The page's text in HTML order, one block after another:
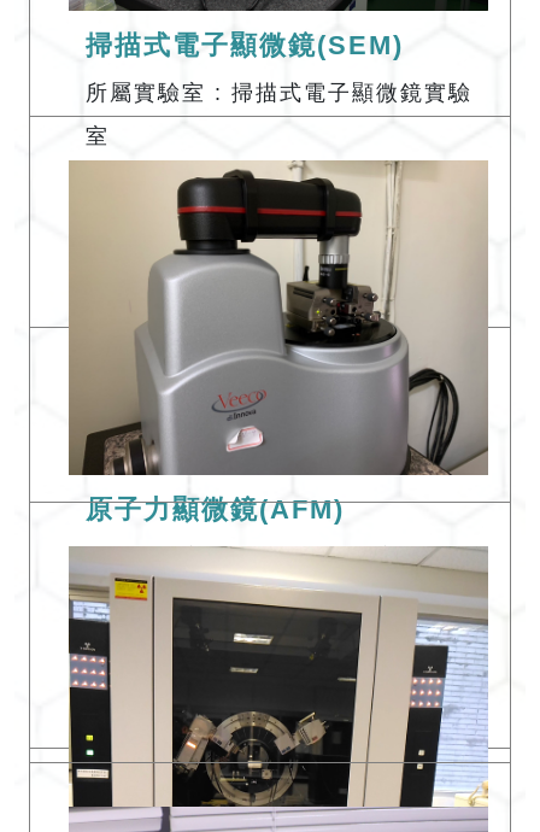
掃描式電子顯微鏡(SEM)
所屬實驗室 : 掃描式電子顯微鏡實驗
室
實驗室地點 : 科學館S105C
Email:
phyeh331@gms.tku.edu.tw
原子力顯微鏡(AFM)
所屬實驗室 : 能源材料實驗室
實驗室地點 : 傳播館C130
chchuang@mail.tku.edu.tw